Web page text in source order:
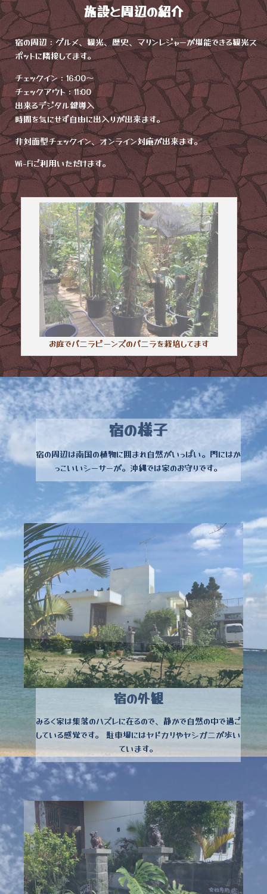
施設と周辺の紹介
宿の周辺：グルメ、観光、歴史、マリンレジャーが堪能できる観光ス
ポットに隣接してます。
チェックイン：16:00〜
チェックアウト：11:00
出来るデジタル鍵導入
時間を気にせず自由に出入りが出来ます。
非対面型チェックイン、オンライン対応が出来ます。
Wi-Fiご利用いただけます。
お庭でバニラビーンズのバニラを栽培してます
宿の様子
宿の周辺は南国の植物に囲まれ自然がいっぱい。門にはか
っこいいシーサーが。沖縄では家のお守りです。
宿の外観
みるく家は集落のハズレに在るので、静かで自然の中で過ご
している感覚です。 駐車場にはヤドカリやヤシガニが歩い
ています。